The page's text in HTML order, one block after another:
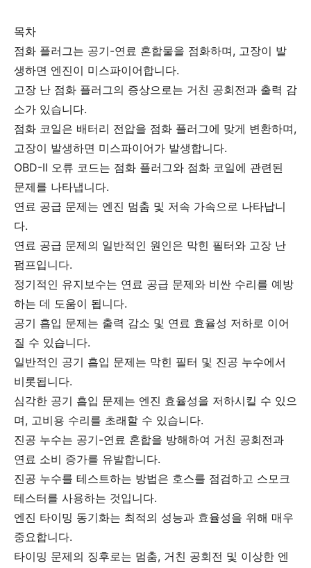
목차
점화 플러그는 공기-연료 혼합물을 점화하며, 고장이 발
생하면 엔진이 미스파이어합니다.
고장 난 점화 플러그의 증상으로는 거친 공회전과 출력 감
소가 있습니다.
점화 코일은 배터리 전압을 점화 플러그에 맞게 변환하며,
고장이 발생하면 미스파이어가 발생합니다.
OBD-II 오류 코드는 점화 플러그와 점화 코일에 관련된
문제를 나타냅니다.
연료 공급 문제는 엔진 멈춤 및 저속 가속으로 나타납니
다.
연료 공급 문제의 일반적인 원인은 막힌 필터와 고장 난
펌프입니다.
정기적인 유지보수는 연료 공급 문제와 비싼 수리를 예방
하는 데 도움이 됩니다.
공기 흡입 문제는 출력 감소 및 연료 효율성 저하로 이어
질 수 있습니다.
일반적인 공기 흡입 문제는 막힌 필터 및 진공 누수에서
비롯됩니다.
심각한 공기 흡입 문제는 엔진 효율성을 저하시킬 수 있으
며, 고비용 수리를 초래할 수 있습니다.
진공 누수는 공기-연료 혼합을 방해하여 거친 공회전과
연료 소비 증가를 유발합니다.
진공 누수를 테스트하는 방법은 호스를 점검하고 스모크
테스터를 사용하는 것입니다.
엔진 타이밍 동기화는 최적의 성능과 효율성을 위해 매우
중요합니다.
타이밍 문제의 징후로는 멈춤, 거친 공회전 및 이상한 엔